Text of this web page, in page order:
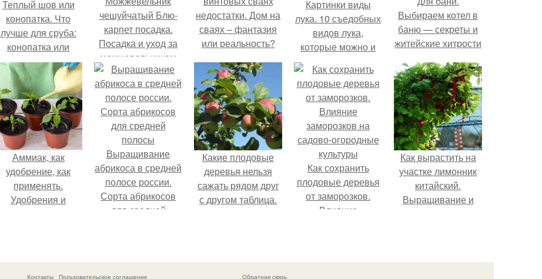
Теплый шов или
конопатка. Что
лучше для сруба:
конопатка или
герметик
чешуйчатый Блю-
карпет посадка.
Посадка и уход за
можжевельником
Блю Карпет
недостатки. Дом на
сваях – фантазия
или реальность?
Картинки виды
лука. 10 съедобных
видов лука,
которые можно и
нужно выращивать
у себя на огороде
Выбираем котел в
баню — секреты и
житейские хитрости
Аммиак, как
удобрение, как
применять.
Удобрения и
Выращивание
абрикоса в средней
полосе россии.
Сорта абрикосов
для средней
Какие плодовые
деревья нельзя
сажать рядом друг
с другом таблица.
Как сохранить
плодовые деревья
от заморозков.
Влияние
Как вырастить на
участке лимонник
китайский.
Выращивание и
Контакты Пользовательское соглашение Обратная связь